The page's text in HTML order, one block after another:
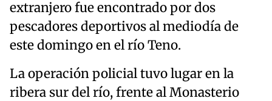
extranjero fue encontrado por dos
pescadores deportivos al mediodía de
este domingo en el río Teno.
La operación policial tuvo lugar en la
ribera sur del río, frente al Monasterio